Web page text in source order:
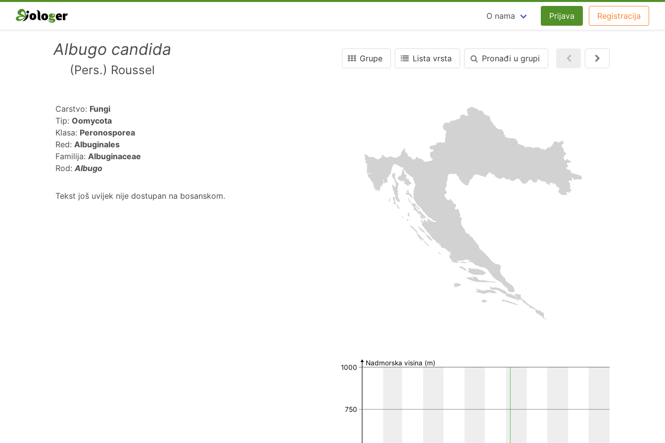
O nama Prijava Registracija
Albugo candida
(Pers.) Roussel
Grupe Lista vrsta Pronađi u grupi
Nazad
Carstvo: Fungi
Tip: Oomycota
Klasa: Peronosporea
Red: Albuginales
Familija: Albuginaceae
Rod: Albugo
Tekst još uvijek nije dostupan na bosanskom.
MGRS 10k poljeBroj nalaza
Nadmorska visina (m)
750
1000